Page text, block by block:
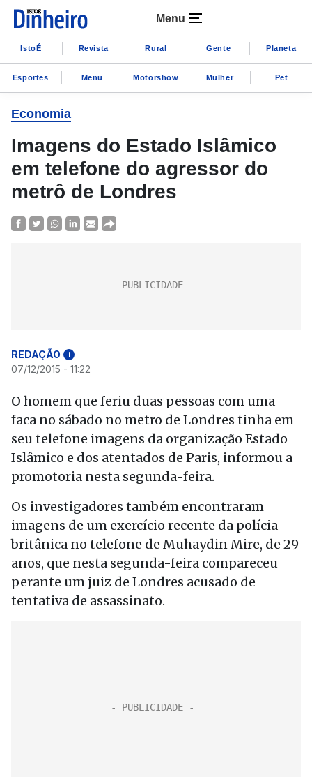
Menu
IstoÉ Revista Rural Gente Planeta
Esportes Menu Motorshow Mulher Pet
Economia
Imagens do Estado Islâmico
em telefone do agressor do
metrô de Londres
REDAÇÃO i
07/12/2015 - 11:22
O homem que feriu duas pessoas com uma
faca no sábado no metro de Londres tinha em
seu telefone imagens da organização Estado
Islâmico e dos atentados de Paris, informou a
promotoria nesta segunda-feira.
Os investigadores também encontraram
imagens de um exercício recente da polícia
britânica no telefone de Muhaydin Mire, de 29
anos, que nesta segunda-feira compareceu
perante um juiz de Londres acusado de
tentativa de assassinato.